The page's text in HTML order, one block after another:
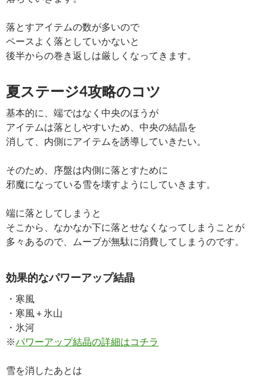
落とすアイテムの数が多いので
ペースよく落としていかないと
後半からの巻き返しは厳しくなってきます。
夏ステージ4攻略のコツ
基本的に、端ではなく中央のほうが
アイテムは落としやすいため、中央の結晶を
消して、内側にアイテムを誘導していきたい。
そのため、序盤は内側に落とすために
邪魔になっている雪を壊すようにしていきます。
端に落としてしまうと
そこから、なかなか下に落とせなくなってしまうことが
多々あるので、ムーブが無駄に消費してしまうのです。
効果的なパワーアップ結晶
・寒風
・寒風 + 氷山
・氷河
※パワーアップ結晶の詳細はコチラ
雪を消したあとは